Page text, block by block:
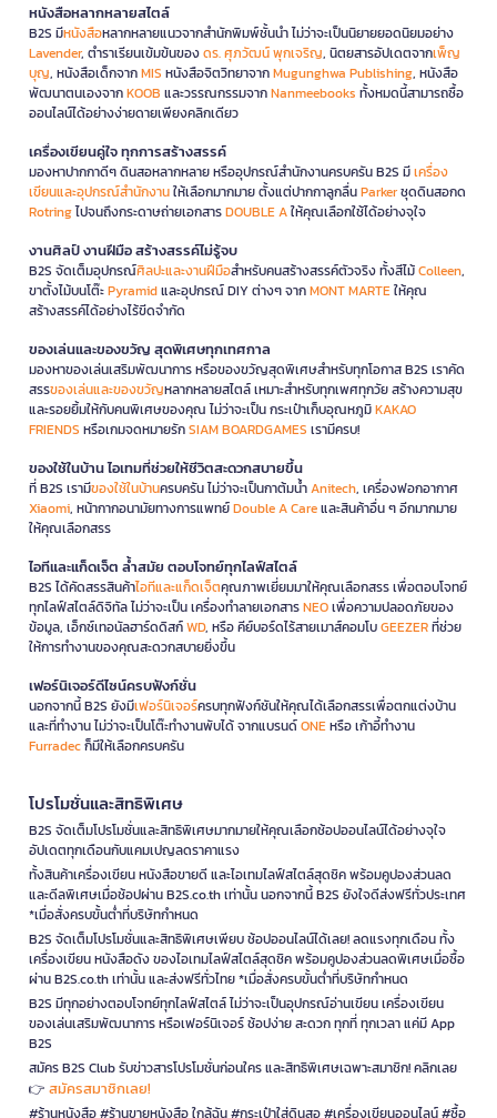
หนังสือหลากหลายสไตล์
B2S มีหนังสือหลากหลายแนวจากสำนักพิมพ์ชั้นนำ ไม่ว่าจะเป็นนิยายยอดนิยมอย่าง
Lavender, ตำราเรียนเข้มข้นของดร. ศุภวัฒน์ พุกเจริญ, นิตยสารอัปเดตจากเพ็ญ
บุญ, หนังสือเด็กจากMIS หนังสือจิตวิทยาจากMugunghwa Publishing, หนังสือ
พัฒนาตนเองจากKOOB และวรรณกรรมจากNanmeebooks ทั้งหมดนี้สามารถซื้อ
ออนไลน์ได้อย่างง่ายดายเพียงคลิกเดียว
เครื่องเขียนคู่ใจ ทุกการสร้างสรรค์
มองหาปากกาดีๆ ดินสอหลากหลาย หรืออุปกรณ์สำนักงานครบครัน B2S มีเครื่อง
เขียนและอุปกรณ์สำนักงานให้เลือกมากมาย ตั้งแต่ปากกาลูกลื่นParkerชุดดินสอกด
Rotringไปจนถึงกระดาษถ่ายเอกสารDOUBLE Aให้คุณเลือกใช้ได้อย่างจุใจ
งานศิลป์ งานฝีมือ สร้างสรรค์ไม่รู้จบ
B2S จัดเต็มอุปกรณ์ศิลปะและงานฝีมือสำหรับคนสร้างสรรค์ตัวจริง ทั้งสีไม้Colleen,
ขาตั้งไม้บนโต๊ะPyramidและอุปกรณ์ DIY ต่างๆ จากMONT MARTEให้คุณ
สร้างสรรค์ได้อย่างไร้ขีดจำกัด
ของเล่นและของขวัญ สุดพิเศษทุกเทศกาล
มองหาของเล่นเสริมพัฒนาการ หรือของขวัญสุดพิเศษสำหรับทุกโอกาส B2S เราคัด
สรรของเล่นและของขวัญหลากหลายสไตล์ เหมาะสำหรับทุกเพศทุกวัย สร้างความสุข
และรอยยิ้มให้กับคนพิเศษของคุณ ไม่ว่าจะเป็น กระเป๋าเก็บอุณหภูมิKAKAO
FRIENDS หรือเกมจดหมายรักSIAM BOARDGAMES เรามีครบ!
ของใช้ในบ้าน ไอเทมที่ช่วยให้ชีวิตสะดวกสบายขึ้น
ที่ B2S เรามีของใช้ในบ้านครบครัน ไม่ว่าจะเป็นกาต้มน้ำAnitech, เครื่องฟอกอากาศ
Xiaomi, หน้ากากอนามัยทางการแพทย์Double A Careและสินค้าอื่น ๆ อีกมากมาย
ให้คุณเลือกสรร
ไอทีและแก็ดเจ็ต ล้ำสมัย ตอบโจทย์ทุกไลฟ์สไตล์
B2S ได้คัดสรรสินค้าไอทีและแก็ดเจ็ตคุณภาพเยี่ยมมาให้คุณเลือกสรร เพื่อตอบโจทย์
ทุกไลฟ์สไตล์ดิจิทัล ไม่ว่าจะเป็น เครื่องทำลายเอกสารNEOเพื่อความปลอดภัยของ
ข้อมูล, เอ็กซ์เทอนัลฮาร์ดดิสก์WD, หรือ คีย์บอร์ดไร้สายเมาส์คอมโบGEEZERที่ช่วย
ให้การทำงานของคุณสะดวกสบายยิ่งขึ้น
เฟอร์นิเจอร์ดีไซน์ครบฟังก์ชั่น
นอกจากนี้ B2S ยังมีเฟอร์นิเจอร์ครบทุกฟังก์ชันให้คุณได้เลือกสรรเพื่อตกแต่งบ้าน
และที่ทำงาน ไม่ว่าจะเป็นโต๊ะทำงานพับได้ จากแบรนด์ONEหรือ เก้าอี้ทำงาน
Furradecก็มีให้เลือกครบครัน
โปรโมชั่นและสิทธิพิเศษ
B2S จัดเต็มโปรโมชั่นและสิทธิพิเศษมากมายให้คุณเลือกช้อปออนไลน์ได้อย่างจุใจ
อัปเดตทุกเดือนกับแคมเปญลดราคาแรง
ทั้งสินค้าเครื่องเขียน หนังสือขายดี และไอเทมไลฟ์สไตล์สุดชิค พร้อมคูปองส่วนลด
และดีลพิเศษเมื่อช้อปผ่าน B2S.co.th เท่านั้น นอกจากนี้ B2S ยังใจดีส่งฟรีทั่วประเทศ
*เมื่อสั่งครบขั้นต่ำที่บริษัทกำหนด
B2S จัดเต็มโปรโมชั่นและสิทธิพิเศษเพียบ ช้อปออนไลน์ได้เลย! ลดแรงทุกเดือน ทั้ง
เครื่องเขียน หนังสือดัง ของไอเทมไลฟ์สไตล์สุดชิค พร้อมคูปองส่วนลดพิเศษเมื่อซื้อ
ผ่าน B2S.co.th เท่านั้น และส่งฟรีทั่วไทย *เมื่อสั่งครบขั้นต่ำที่บริษัทกำหนด
B2S มีทุกอย่างตอบโจทย์ทุกไลฟ์สไตล์ ไม่ว่าจะเป็นอุปกรณ์อ่านเขียน เครื่องเขียน
ของเล่นเสริมพัฒนาการ หรือเฟอร์นิเจอร์ ช้อปง่าย สะดวก ทุกที่ ทุกเวลา แค่มี App
B2S
สมัคร B2S Club รับข่าวสารโปรโมชั่นก่อนใคร และสิทธิพิเศษเฉพาะสมาชิก! คลิกเลย
👉 สมัครสมาชิกเลย!
#ร้านหนังสือ #ร้านขายหนังสือ ใกล้ฉัน #กระเป๋าใส่ดินสอ #เครื่องเขียนออนไลน์ #ซื้อ